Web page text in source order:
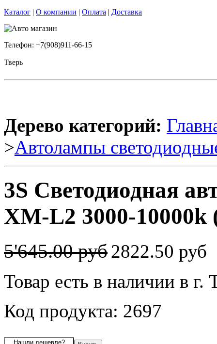
Каталог | О компании | Оплата | Доставка
Телефон: +7(908)911-66-15
Тверь
Дерево категорий:
>Автолампы
3S Светодиодная
XM-L2 3000-10000k
5'645.00 руб2822.50 руб
Товар есть в наличии в г.
Код продукта: 2697